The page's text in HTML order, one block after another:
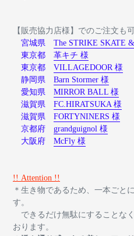
【販売協力店様】でのご注文も
宮城県 The STRIKE SKATE
東京都 革キチ 様
東京都 VILLAGEDOOR 様
静岡県 Barn Stormer 様
愛知県 MIRROR BALL 様
滋賀県 FC.HIRATSUKA 様
滋賀県 FORTYNINERS 様
京都府 grandguignol 様
大阪府 McFly 様
!! Attention !!
＊生き物であるため、一本ごと
す。
できるだけ無駄にすることな
おります。